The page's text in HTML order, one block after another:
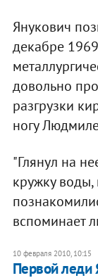
Янукович
декабре
довольно
разгрузки
ногу
"Глянул на
кружку воды,
вспоминает
10 февраля 2010, 10:15
Первой леди